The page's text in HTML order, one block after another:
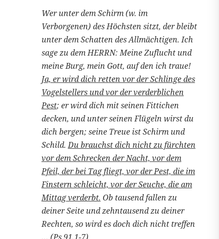
Wer unter dem Schirm (w. im
Verborgenen) des Höchsten sitzt, der bleibt
unter dem Schatten des Allmächtigen. Ich
sage zu dem HERRN: Meine Zuflucht und
meine Burg, mein Gott, auf den ich traue!
Ja, er wird dich retten vor der Schlinge des
Vogelstellers und vor der verderblichen
Pest; er wird dich mit seinen Fittichen
decken, und unter seinen Flügeln wirst du
dich bergen; seine Treue ist Schirm und
Schild.Du brauchst dich nicht zu fürchten
vor dem Schrecken der Nacht, vor dem
Pfeil, der bei Tag fliegt, vor der Pest, die im
Finstern schleicht, vor der Seuche, die am
Mittag verderbt. Ob tausend fallen zu
deiner Seite und zehntausend zu deiner
Rechten, so wird es doch dich nicht treffen